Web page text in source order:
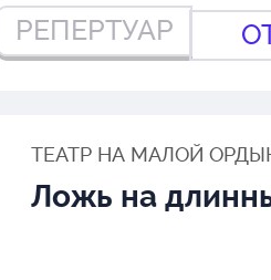
РЕПЕРТУАР
ТЕАТР НА МАЛОЙ
Ложь на